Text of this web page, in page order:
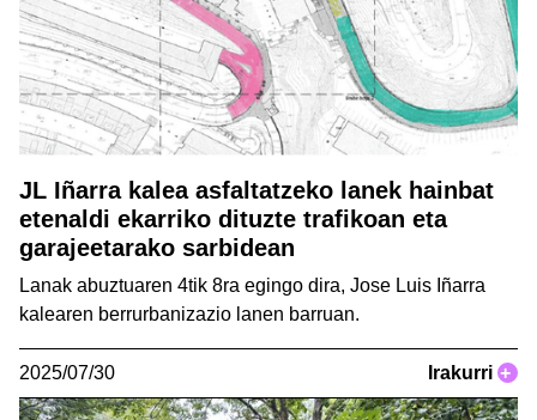
JL Iñarra kalea asfaltatzeko lanek hainbat
etenaldi ekarriko dituzte trafikoan eta
garajeetarako sarbidean
Lanak abuztuaren 4tik 8ra egingo dira, Jose Luis Iñarra
kalearen berrurbanizazio lanen barruan.
2025/07/30 Irakurri +